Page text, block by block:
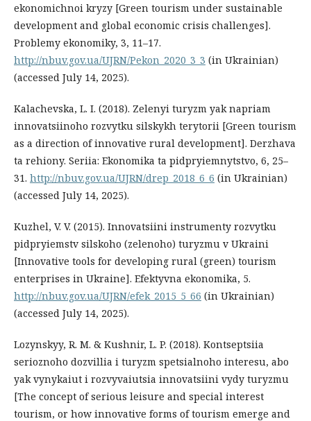
ekonomichnoi kryzy [Green tourism under sustainable
development and global economic crisis challenges].
Problemy ekonomiky, 3, 11–17.
http://nbuv.gov.ua/UJRN/Pekon_2020_3_3 (in Ukrainian)
(accessed July 14, 2025).
Kalachevska, L. I. (2018). Zelenyi turyzm yak napriam
innovatsiinoho rozvytku silskykh terytorii [Green tourism
as a direction of innovative rural development]. Derzhava
ta rehiony. Seriia: Ekonomika ta pidpryiemnytstvo, 6, 25–
31. http://nbuv.gov.ua/UJRN/drep_2018_6_6 (in Ukrainian)
(accessed July 14, 2025).
Kuzhel, V. V. (2015). Innovatsiini instrumenty rozvytku
pidpryiemstv silskoho (zelenoho) turyzmu v Ukraini
[Innovative tools for developing rural (green) tourism
enterprises in Ukraine]. Efektyvna ekonomika, 5.
http://nbuv.gov.ua/UJRN/efek_2015_5_66 (in Ukrainian)
(accessed July 14, 2025).
Lozynskyy, R. M. & Kushnir, L. P. (2018). Kontseptsiia
serioznoho dozvillia i turyzm spetsialnoho interesu, abo
yak vynykaiut i rozvyvaiutsia innovatsiini vydy turyzmu
[The concept of serious leisure and special interest
tourism, or how innovative forms of tourism emerge and